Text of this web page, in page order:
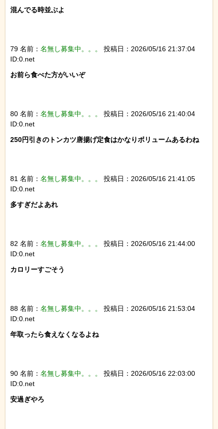
混んでる時並ぶよ
79 名前： 名無し募集中。。。
投稿日：2026/05/16 21:37:04
ID:0.net
お前ら食べた方がいいぞ
80 名前： 名無し募集中。。。
投稿日：2026/05/16 21:40:04
ID:0.net
250円引きのトンカツ唐揚げ定食はかなりボリュームあるわね
81 名前： 名無し募集中。。。
投稿日：2026/05/16 21:41:05
ID:0.net
多すぎだよあれ
82 名前： 名無し募集中。。。
投稿日：2026/05/16 21:44:00
ID:0.net
カロリーすごそう
88 名前： 名無し募集中。。。
投稿日：2026/05/16 21:53:04
ID:0.net
年取ったら食えなくなるよね
90 名前： 名無し募集中。。。
投稿日：2026/05/16 22:03:00
ID:0.net
安過ぎやろ